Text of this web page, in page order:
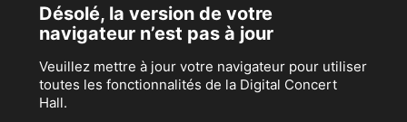
Désolé, la version de votre
navigateur n’est pas à jour
Veuillez mettre à jour votre navigateur pour utiliser
toutes les fonctionnalités de la Digital Concert
Hall.